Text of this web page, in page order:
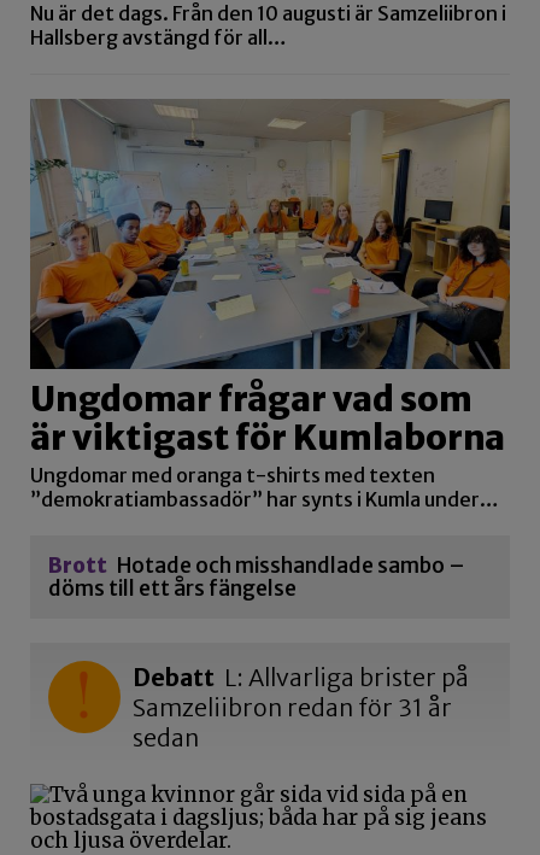
Nu är det dags. Från den 10 augusti är Samzeliibron i
Hallsberg avstängd för all…
Ungdomar frågar vad som
är viktigast för Kumlaborna
Ungdomar med oranga t-shirts med texten
”demokratiambassadör” har synts i Kumla under…
Brott Hotade och misshandlade sambo –
döms till ett års fängelse
Debatt L: Allvarliga brister på
Samzeliibron redan för 31 år
sedan